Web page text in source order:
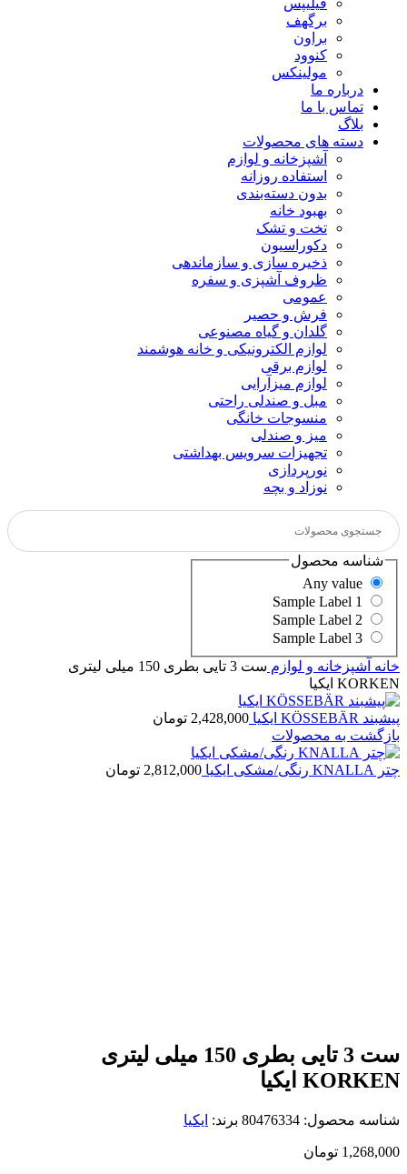
برگهف
براون
کنوود
مولینکس
درباره ما
تماس با ما
بلاگ
دسته های محصولات
آشپزخانه و لوازم
استفاده روزانه
بدون دسته‌بندی
بهبود خانه
تخت و تشک
دکوراسیون
ذخیره سازی و سازماندهی
ظروف آشپزی و سفره
عمومی
فرش و حصیر
گلدان و گیاه مصنوعی
لوازم الکترونیکی و خانه هوشمند
لوازم برقی
لوازم میزآرایی
مبل و صندلی راحتی
منسوجات خانگی
میز و صندلی
تجهیزات سرویس بهداشتی
نورپردازی
نوزاد و بچه
شناسه محصول
خانه آشپزخانه و لوازم
ست 3 تایی بطری 150 میلی لیتری
KORKEN ایکیا
پیشبند KÖSSEBÄR ایکیا 2,428,000 تومان
بازگشت به محصولات
چتر KNALLA رنگی/مشکی ایکیا 2,812,000 تومان
ست 3 تایی بطری 150 میلی لیتری
KORKEN ایکیا
شناسه محصول: 80476334 برند: ایکیا
1,268,000 تومان